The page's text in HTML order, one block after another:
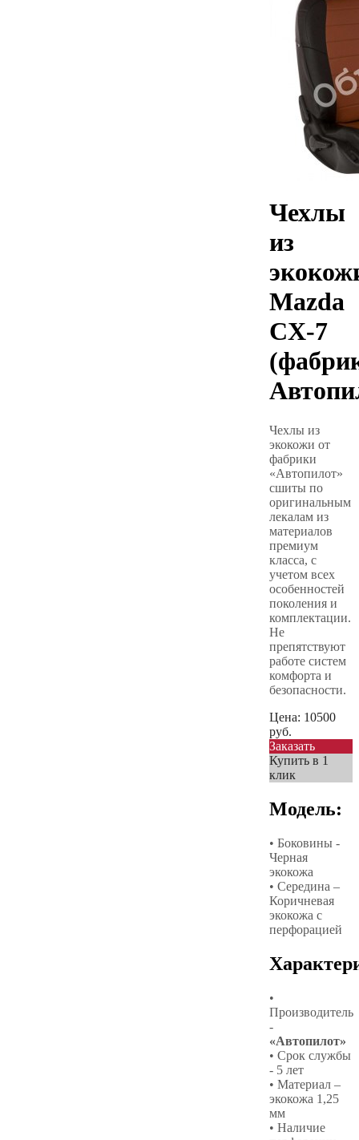
Чехлы
из
Mazda
CX-7
Чехлы из
экокожи от
фабрики
«Автопилот»
сшиты по
оригинальным
лекалам из
материалов
премиум
класса, с
учетом всех
особенностей
поколения и
комплектации.
Не
препятствуют
работе систем
комфорта и
безопасности.
Цена: 10500
руб.
Заказать
Купить в 1
клик
Модель:
• Боковины -
Черная
экокожа
• Середина –
Коричневая
экокожа с
перфорацией
•
Производитель
-
«Автопилот»
• Срок службы
- 5 лет
• Материал –
экокожа 1,25
мм
• Наличие